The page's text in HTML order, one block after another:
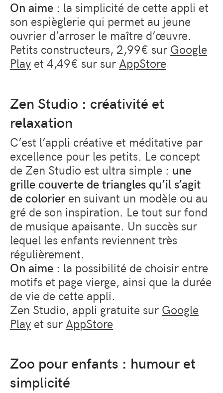
On aime : la simplicité de cette appli et
son espièglerie qui permet au jeune
ouvrier d’arroser le maître d’œuvre.
Petits constructeurs, 2,99€ sur Google
Play et 4,49€ sur sur AppStore
Zen Studio : créativité et
relaxation
C’est l’appli créative et méditative par
excellence pour les petits. Le concept
de Zen Studio est ultra simple : une
grille couverte de triangles qu’il s’agit
de colorieren suivant un modèle ou au
gré de son inspiration. Le tout sur fond
de musique apaisante. Un succès sur
lequel les enfants reviennent très
régulièrement.
On aime : la possibilité de choisir entre
motifs et page vierge, ainsi que la durée
de vie de cette appli.
Zen Studio, appli gratuite sur Google
Play et sur AppStore
Zoo pour enfants : humour et
simplicité